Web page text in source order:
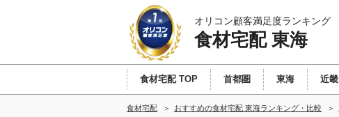
オリコン顧客満足度ランキング
食材宅配 東海
食材宅配 TOP 首都圏 東海 近畿
食材宅配 おすすめの食材宅配 東海ランキング・比較